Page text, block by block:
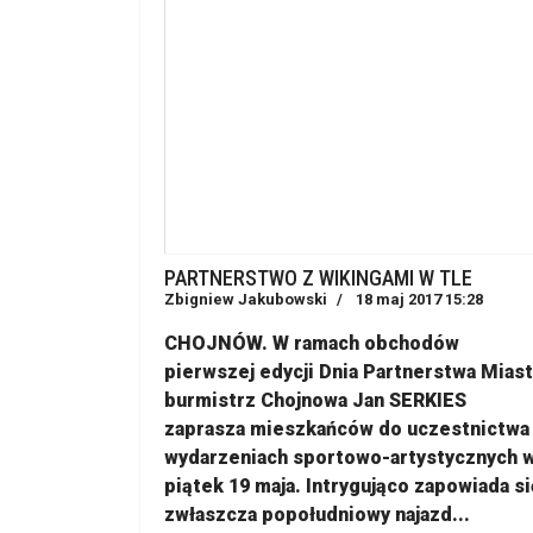
PARTNERSTWO Z WIKINGAMI W TLE
Zbigniew Jakubowski 18 maj 2017 15:28
CHOJNÓW. W ramach obchodów
pierwszej edycji Dnia Partnerstwa Miast
burmistrz Chojnowa Jan SERKIES
zaprasza mieszkańców do uczestnictwa
wydarzeniach sportowo-artystycznych
piątek 19 maja. Intrygująco zapowiada
zwłaszcza popołudniowy najazd...